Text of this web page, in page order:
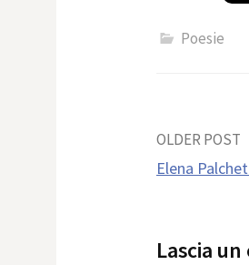
Poesie
Post
OLDER POST
Elena
Lascia